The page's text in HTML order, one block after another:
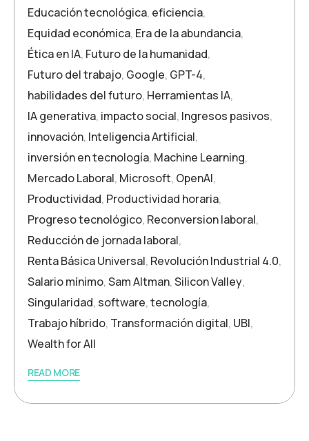
Educación tecnológica, eficiencia,
Equidad económica, Era de la abundancia,
Ética en IA, Futuro de la humanidad,
Futuro del trabajo, Google, GPT-4,
habilidades del futuro, Herramientas IA,
IA generativa, impacto social, Ingresos pasivos,
innovación, Inteligencia Artificial,
inversión en tecnología, Machine Learning,
Mercado Laboral, Microsoft, OpenAI,
Productividad, Productividad horaria,
Progreso tecnológico, Reconversion laboral,
Reducción de jornada laboral,
Renta Básica Universal, Revolución Industrial 4.0,
Salario mínimo,Sam Altman,Silicon Valley,
Singularidad, software,tecnología,
Trabajo híbrido, Transformación digital, UBI,
Wealth for All
READ MORE